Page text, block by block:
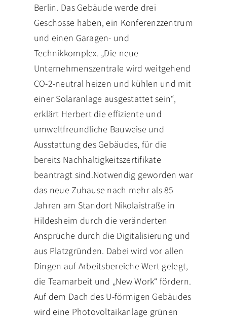
Berlin. Das Gebäude werde drei
Geschosse haben, ein Konferenzzentrum
und einen Garagen- und
Technikkomplex. „Die neue
Unternehmenszentrale wird weitgehend
CO-2-neutral heizen und kühlen und mit
einer Solaranlage ausgestattet sein“,
erklärt Herbert die effiziente und
umweltfreundliche Bauweise und
Ausstattung des Gebäudes, für die
bereits Nachhaltigkeitszertifikate
beantragt sind.Notwendig geworden war
das neue Zuhause nach mehr als 85
Jahren am Standort Nikolaistraße in
Hildesheim durch die veränderten
Ansprüche durch die Digitalisierung und
aus Platzgründen. Dabei wird vor allen
Dingen auf Arbeitsbereiche Wert gelegt,
die Teamarbeit und „New Work“ fördern.
Auf dem Dach des U-förmigen Gebäudes
wird eine Photovoltaikanlage grünen